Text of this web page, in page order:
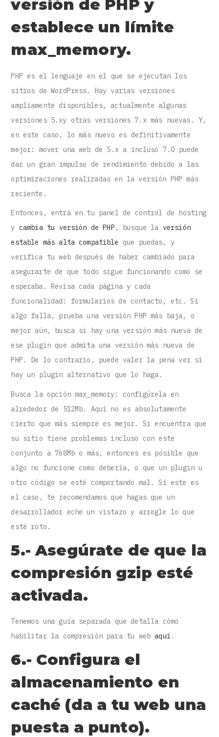
versión de PHP y
establece un límite
max_memory.
PHP es el lenguaje en el que se ejecutan los
sitios de WordPress. Hay varias versiones
ampliamente disponibles, actualmente algunas
versiones 5.xy otras versiones 7.x más nuevas. Y,
en este caso, lo más nuevo es definitivamente
mejor: mover una web de 5.x a incluso 7.0 puede
dar un gran impulso de rendimiento debido a las
optimizaciones realizadas en la versión PHP más
reciente.
Entonces, entra en tu panel de control de hosting
y cambia tu versión de PHP , busque la versión
estable más alta compatible que puedas, y
verifica tu web después de haber cambiado para
asegurarte de que todo sigue funcionando como se
esperaba. Revisa cada página y cada
funcionalidad: formularios de contacto, etc. Si
algo falla, prueba una versión PHP más baja, o
mejor aún, busca si hay una versión más nueva de
ese plugin que admita una versión más nueva de
PHP. De lo contrario, puede valer la pena ver si
hay un plugin alternativo que lo haga.
Busca la opción max_memory: configúrela en
alrededor de 512Mb. Aquí no es absolutamente
cierto que más siempre es mejor. Si encuentra que
su sitio tiene problemas incluso con este
conjunto a 768Mb o más, entonces es posible que
algo no funcione como debería, o que un plugin u
otro código se esté comportando mal. Si este es
el caso, te recomendamos que hagas que un
desarrollador eche un vistazo y arregle lo que
esté roto.
5.- Asegúrate de que la
compresión gzip esté
activada.
Tenemos una guía separada que detalla cómo
habilitar la compresión para tu webaquí .
6.- Configura el
almacenamiento en
caché (da a tu web una
puesta a punto).